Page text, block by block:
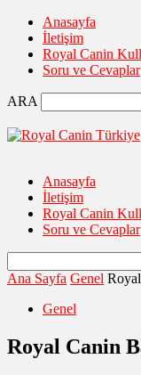
Anasayfa
İletişim
Royal Canin
Soru ve Cevaplar
ARA
Anasayfa
İletişim
Royal Canin
Soru ve Cevaplar
Ana Sayfa Genel
Genel
Royal Canin